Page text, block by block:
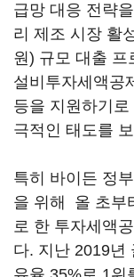
급망 대응 전략
리 제조 시장 활
원) 규모 대출 프
설비투자세액공
등을 지원하기
극적인 태도를
특히 바이든 정
을 위해 올 초부
로 한 투자세액
다. 지난 2019년